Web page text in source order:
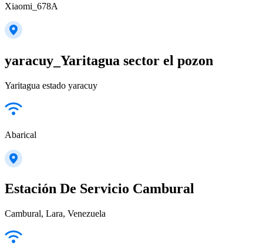
Xiaomi_678A
yaracuy_Yaritagua sector el pozon
Yaritagua estado yaracuy
Abarical
Estación De Servicio Cambural
Cambural, Lara, Venezuela